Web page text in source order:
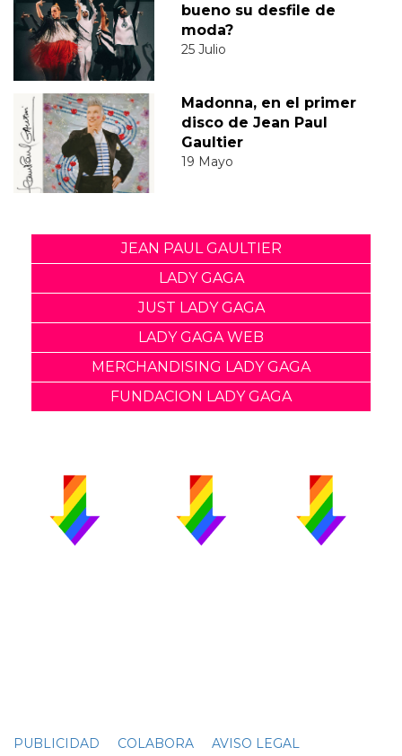
bueno su desfile de
moda?
25 Julio
Madonna, en el primer
disco de Jean Paul
Gaultier
19 Mayo
JEAN PAUL GAULTIER
LADY GAGA
JUST LADY GAGA
LADY GAGA WEB
MERCHANDISING LADY GAGA
FUNDACION LADY GAGA
PUBLICIDAD COLABORA AVISO LEGAL